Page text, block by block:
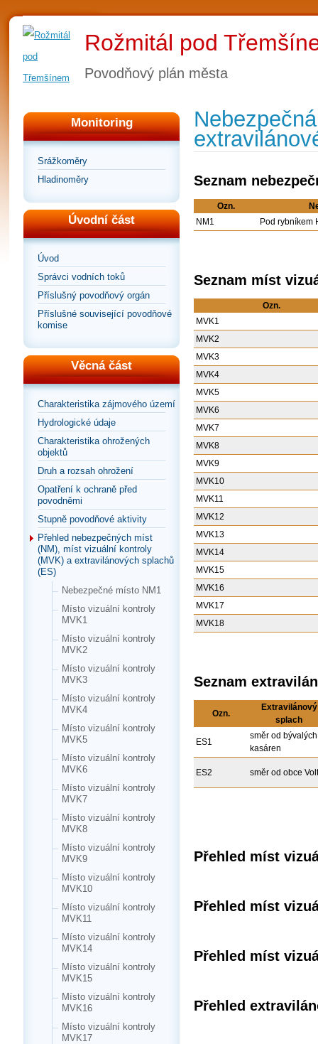
Rožmitál pod
Povodňový plán města
Monitoring
Srážkoměry
Hladinoměry
Úvodní část
Úvod
Správci vodních toků
Příslušný povodňový orgán
Příslušné související povodňové
komise
Věcná část
Charakteristika zájmového území
Hydrologické údaje
Charakteristika ohrožených
objektů
Druh a rozsah ohrožení
Opatření k ochraně před
povodněmi
Stupně povodňové aktivity
Přehled nebezpečných míst
(NM), míst vizuální kontroly
(MVK) a extravilánových splachů
(ES)
Nebezpečné místo NM1
Místo vizuální kontroly
MVK1
Místo vizuální kontroly
MVK2
Místo vizuální kontroly
MVK3
Místo vizuální kontroly
MVK4
Místo vizuální kontroly
MVK5
Místo vizuální kontroly
MVK6
Místo vizuální kontroly
MVK7
Místo vizuální kontroly
MVK8
Místo vizuální kontroly
MVK9
Místo vizuální kontroly
MVK10
Místo vizuální kontroly
MVK11
Místo vizuální kontroly
MVK14
Místo vizuální kontroly
MVK15
Místo vizuální kontroly
MVK16
Místo vizuální kontroly
MVK17
Seznam
Ozn.
NM1
Pod rybníkem
Seznam míst
Ozn.
MVK1
MVK2
MVK3
MVK4
MVK5
MVK6
MVK7
MVK8
MVK9
MVK10
MVK11
MVK12
MVK13
MVK14
MVK15
MVK16
MVK17
MVK18
Seznam
Ozn.
Extravilánový
splach
ES1
směr od bývalých
kasáren
ES2 směr od obce
Přehled míst
Přehled míst
Přehled míst
Přehled